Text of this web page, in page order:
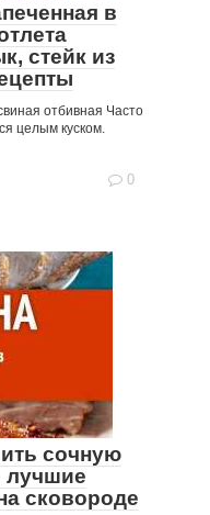
в
стейк из
отбивная Часто
целым куском.
0
сочную
лучшие
сковороде